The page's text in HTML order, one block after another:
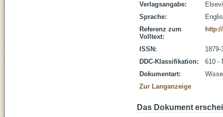
Verlagsangabe:
Sprache:
Referenz zum
Volltext:
ISSN:
1879-
DDC-Klassifikation:
610 -
Dokumentart:
Zur Langanzeige
Das Dokument